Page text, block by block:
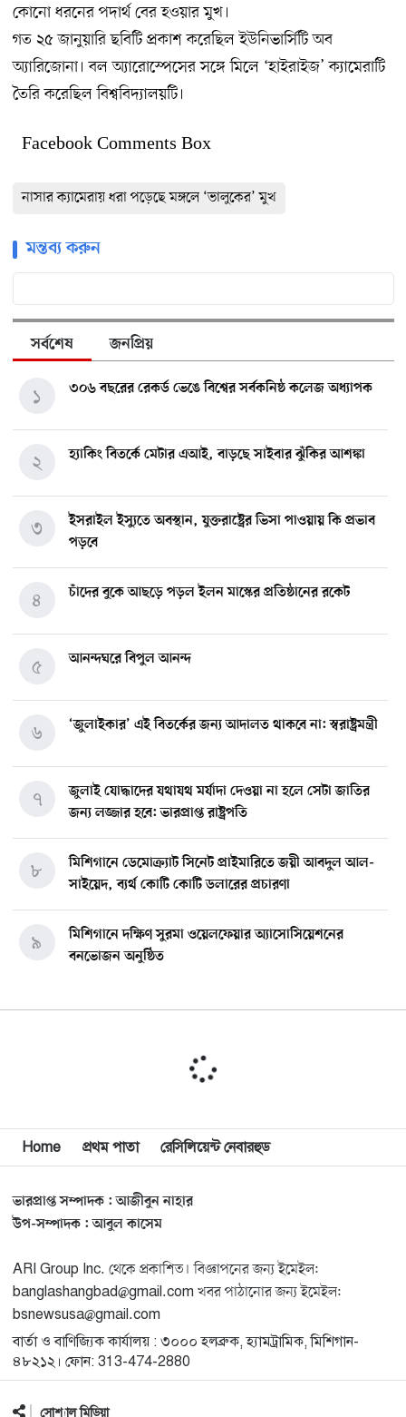
কোনো ধরনের পদার্থ বের হওয়ার মুখ।
গত ২৫ জানুয়ারি ছবিটি প্রকাশ করেছিল ইউনিভার্সিটি অব
অ্যারিজোনা। বল অ্যারোস্পেসের সঙ্গে মিলে ‘হাইরাইজ’ ক্যামেরাটি
তৈরি করেছিল বিশ্ববিদ্যালয়টি।
Facebook Comments Box
নাসার ক্যামেরায় ধরা পড়েছে মঙ্গলে ‘ভালুকের’ মুখ
মন্তব্য করুন
সর্বশেষ জনপ্রিয়
৩০৬ বছরের রেকর্ড ভেঙে বিশ্বের সর্বকনিষ্ঠ কলেজ অধ্যাপক
১
হ্যাকিং বিতর্কে মেটার এআই, বাড়ছে সাইবার ঝুঁকির আশঙ্কা
২
ইসরাইল ইস্যুতে অবস্থান, যুক্তরাষ্ট্রের ভিসা পাওয়ায় কি প্রভাব
পড়বে
৩
চাঁদের বুকে আছড়ে পড়ল ইলন মাস্কের প্রতিষ্ঠানের রকেট
৪
আনন্দঘরে বিপুল আনন্দ
৫
‘জুলাইকার’ এই বিতর্কের জন্য আদালত থাকবে না: স্বরাষ্ট্রমন্ত্রী
৬
জুলাই যোদ্ধাদের যথাযথ মর্যাদা দেওয়া না হলে সেটা জাতির
জন্য লজ্জার হবে: ভারপ্রাপ্ত রাষ্ট্রপতি
৭
মিশিগানে ডেমোক্র্যাট সিনেট প্রাইমারিতে জয়ী আবদুল আল-
সাইয়েদ, ব্যর্থ কোটি কোটি ডলারের প্রচারণা
৮
মিশিগানে দক্ষিণ সুরমা ওয়েলফেয়ার অ্যাসোসিয়েশনের
বনভোজন অনুষ্ঠিত
৯
বিশ্বজুড়ে কূটনৈতিক পুনর্বিন্যাস, ৫ অঞ্চলে মিশন বন্ধ করছে
১০
মিশিগানে ফ্রেন্ডস এন্ড ফ্যামিলির বনভোজনে প্রাণের উচ্ছ্বাস
মিশিগানে ডেমোক্র্যাটদের প্রাইমারিতে আল-সাইয়েদকে হারাতে
কেন এত মরিয়া ইসারায়েলি লবি এআইপ্যাক
১২
মুনা দাওয়াহ কনফারেন্স ২০২৬ সম্পর্কে প্রেস ব্রিফিং
১৩
শেখ হাসিনার সঙ্গে সংবাদ সম্মেলনে থাকছেন সাকিব আল
হাসান
১৪
যুক্তরাষ্ট্রকে ছাড়ে বাধ্য করতে কোন কৌশলে ওয়াশিংটনের ওপর
চাপ বাড়াচ্ছে ইরান
১৫
Home প্রথম পাতা রেসিলিয়েন্ট নেবারহুড
ভারপ্রাপ্ত সম্পাদক : আজীবুন নাহার
উপ-সম্পাদক : আবুল কাসেম
ARI Group Inc. থেকে প্রকাশিত। বিজ্ঞাপনের জন্য ইমেইল:
banglashangbad@gmail.com খবর পাঠানোর জন্য ইমেইল:
bsnewsusa@gmail.com
বার্তা ও বাণিজ্যিক কার্যালয় : ৩০০০ হলব্রুক, হ্যামট্রামিক, মিশিগান-
৪৮২১২। ফোন: 313-474-2880
সোশ্যাল মিডিয়া